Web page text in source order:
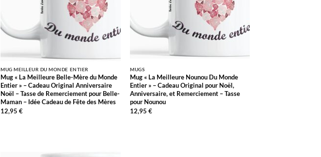
MUG MEILLEUR DU MONDE ENTIER
Mug « La Meilleure Belle-Mère du Monde
Entier » – Cadeau Original Anniversaire
Noël – Tasse de Remerciement pour Belle-
Maman – Idée Cadeau de Fête des Mères
12,95€
MUGS
Mug « La Meilleure Nounou Du Monde
Entier » – Cadeau Original pour Noël,
Anniversaire, et Remerciement – Tasse
pour Nounou
12,95€